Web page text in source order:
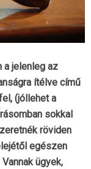
a jelenleg az
ítélve című
(jóllehet a
sokkal
röviden
egészen
ügyek,